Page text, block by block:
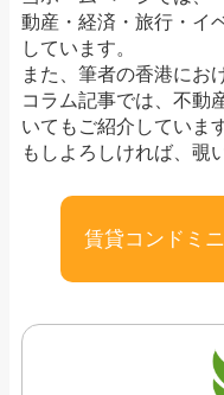
動産・経済・旅行・イ
しています。
また、筆者の香港にお
コラム記事では、不動
いてもご紹介していま
もしよろしければ、覗
賃貸コンドミ